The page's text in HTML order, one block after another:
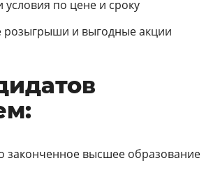
условия по цене и сроку
розыгрыши и выгодные акции
законченное высшее образование